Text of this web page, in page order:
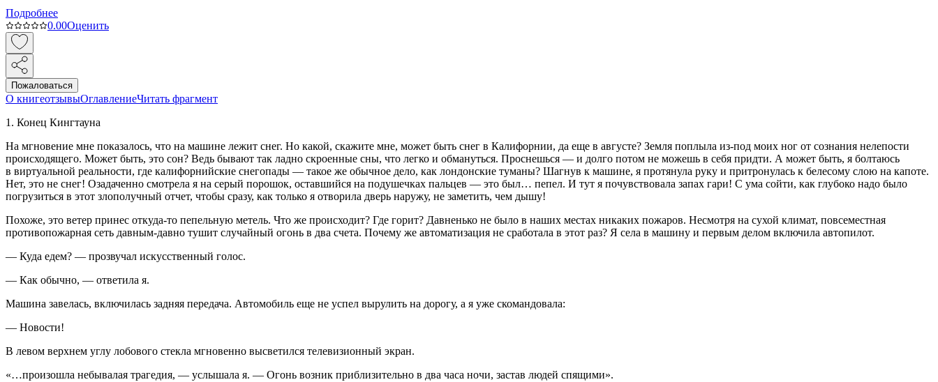
Подробнее
0.00Оценить
Пожаловаться
О книгеотзывыОглавлениеЧитать фрагмент
1. Конец Кингтауна
На мгновение мне показалось, что на машине лежит снег. Но какой, скажите мне, может быть снег в Калифорнии, да еще в августе? Земля поплыла из-под моих ног от сознания нелепости
происходящего. Может быть, это сон? Ведь бывают так ладно скроенные сны, что легко и обмануться. Проснешься — и долго потом не можешь в себя придти. А может быть, я болтаюсь
в виртуальной реальности, где калифорнийские снегопады — такое же обычное дело, как лондонские туманы? Шагнув к машине, я протянула руку и притронулась к белесому слою на капоте.
Нет, это не снег! Озадаченно смотрела я на серый порошок, оставшийся на подушечках пальцев — это был… пепел. И тут я почувствовала запах гари! С ума сойти, как глубоко надо было
погрузиться в этот злополучный отчет, чтобы сразу, как только я отворила дверь наружу, не заметить, чем дышу!
Похоже, это ветер принес откуда-то пепельную метель. Что же происходит? Где горит? Давненько не было в наших местах никаких пожаров. Несмотря на сухой климат, повсеместная
противопожарная сеть давным-давно тушит случайный огонь в два счета. Почему же автоматизация не сработала в этот раз? Я села в машину и первым делом включила автопилот.
— Куда едем? — прозвучал искусственный голос.
— Как обычно, — ответила я.
Машина завелась, включилась задняя передача. Автомобиль еще не успел вырулить на дорогу, а я уже скомандовала:
— Новости!
В левом верхнем углу лобового стекла мгновенно высветился телевизионный экран.
«…произошла небывалая трагедия, — услышала я. — Огонь возник приблизительно в два часа ночи, застав людей спящими».